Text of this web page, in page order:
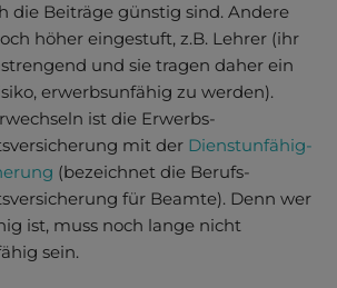
die Beiträge günstig sind. Andere
höher eingestuft, z.B. Lehrer (ihr
und sie tragen daher ein
erwerbs­unfähig zu werden).
ist die Erwerbs­
mit der Dienstunfähig­
(bezeichnet die Berufs­
für Beamte). Denn wer
ist, muss noch lange nicht
sein.